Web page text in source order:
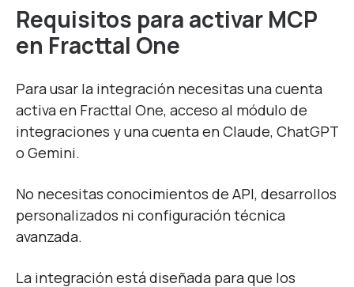
Requisitos para activar MCP
en Fracttal One
Para usar la integración necesitas una cuenta
activa en Fracttal One, acceso al módulo de
integraciones y una cuenta en Claude, ChatGPT
o Gemini.
No necesitas conocimientos de API, desarrollos
personalizados ni configuración técnica
avanzada.
La integración está diseñada para que los